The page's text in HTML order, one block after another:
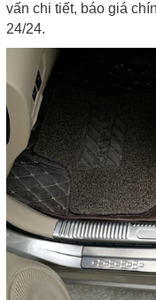
vấn chi tiết, báo giá
24/24.